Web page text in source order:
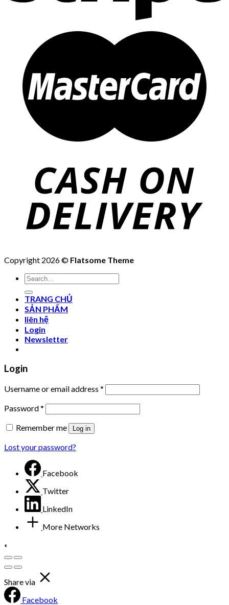
Copyright 2026 © Flatsome Theme
Search
for:
TRANG CHỦ
SẢN PHẨM
liên hệ
Login
Newsletter
Login
Username or email address *
Password*
Remember me
Log in
Lost your password?
Facebook
Twitter
LinkedIn
More Networks
Share via
Facebook